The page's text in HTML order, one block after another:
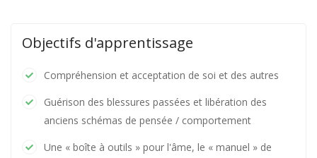
Objectifs d'apprentissage
Compréhension et acceptation de soi et des autres
Guérison des blessures passées et libération des
anciens schémas de pensée / comportement
Une « boîte à outils » pour l'âme, le « manuel » de